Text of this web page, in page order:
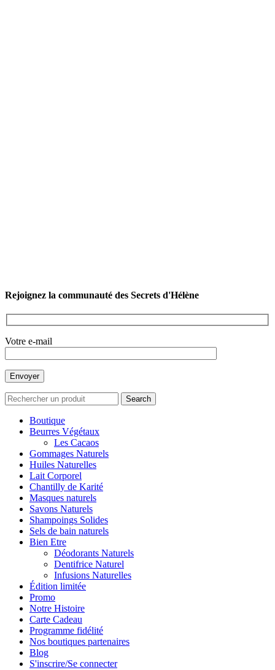
Rejoignez la communauté des Secrets d'Hélène
Votre e-mail
Search
Boutique
Beurres Végétaux
Les Cacaos
Gommages Naturels
Huiles Naturelles
Lait Corporel
Chantilly de Karité
Masques naturels
Savons Naturels
Shampoings Solides
Sels de bain naturels
Bien Etre
Déodorants Naturels
Dentifrice Naturel
Infusions Naturelles
Édition limitée
Promo
Notre Histoire
Carte Cadeau
Programme fidélité
Nos boutiques partenaires
Blog
S'inscrire/Se connecter